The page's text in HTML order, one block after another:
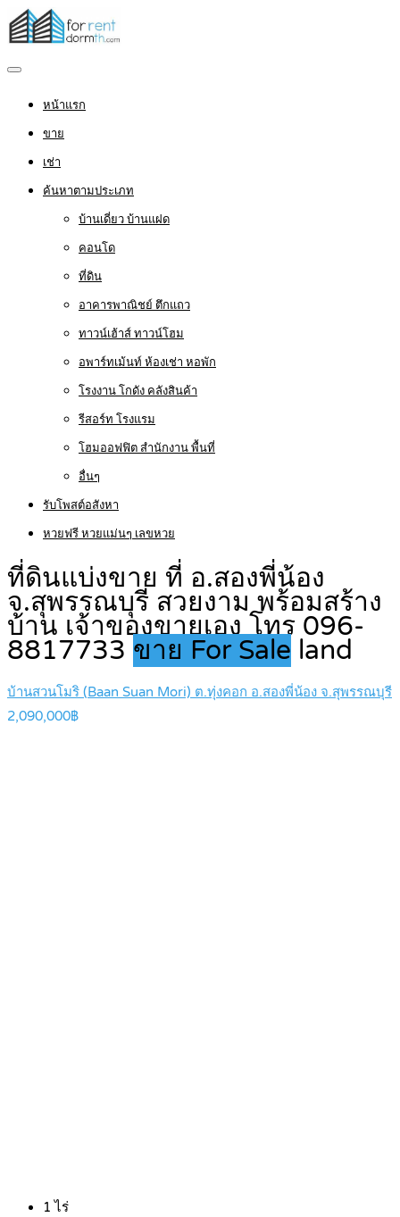
หน้าแรก
ขาย
เช่า
ค้นหาตามประเภท
บ้านเดี่ยว บ้านแฝด
คอนโด
ที่ดิน
อาคารพาณิชย์ ตึกแถว
ทาวน์เฮ้าส์ ทาวน์โฮม
อพาร์ทเม้นท์ ห้องเช่า หอพัก
โรงงาน โกดัง คลังสินค้า
รีสอร์ท โรงแรม
โฮมออฟฟิต สำนักงาน พื้นที่
อื่นๆ
รับโพสต์อสังหา
หวยฟรี หวยแม่นๆ เลขหวย
ที่ดินแบ่งขาย ที่ อ.สองพี่น้อง
จ.สุพรรณบุรี สวยงาม พร้อมสร้าง
บ้าน เจ้าของขายเอง โทร 096-
8817733 ขาย For Sale land
บ้านสวนโมริ (Baan Suan Mori) ต.ทุ่งคอก อ.สองพี่น้อง จ.สุพรรณบุรี
2,090,000฿
1 ไร่